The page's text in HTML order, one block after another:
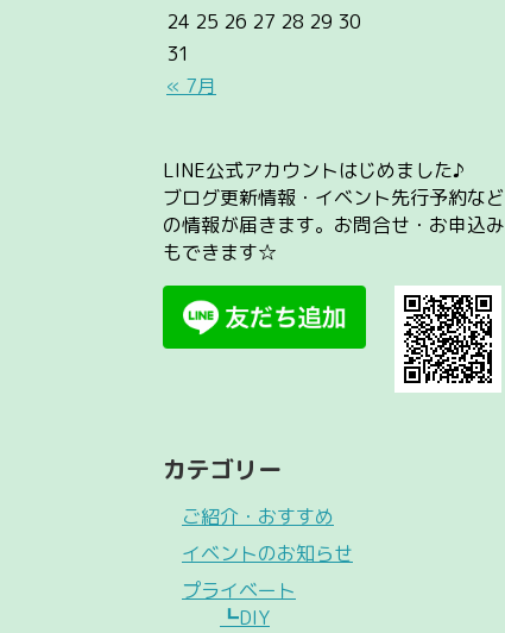
« 7月
24 25 26 27 28 29 30
31
LINE公式アカウントはじめました♪
ブログ更新情報・イベント先行予約など
の情報が届きます。お問合せ・お申込み
もできます☆
カテゴリー
ご紹介・おすすめ
イベントのお知らせ
プライベート
┗DIY